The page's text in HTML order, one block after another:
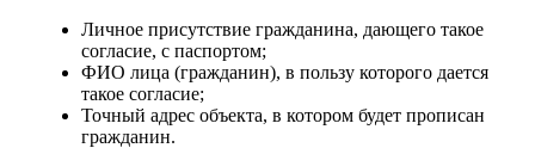
Личное присутствие гражданина, дающего такое
согласие, с паспортом;
ФИО лица (гражданин), в пользу которого дается
такое согласие;
Точный адрес объекта, в котором будет прописан
гражданин.